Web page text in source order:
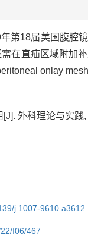
第18届美国腹腔
在直疝区域附加
onlay
外科理论与实践
j.1007-9610.a3612
I06/467